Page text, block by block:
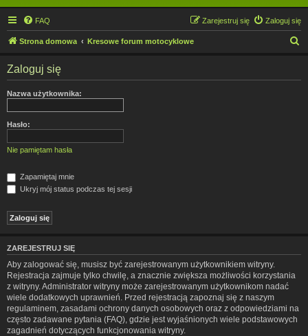
FAQ Zaloguj się
Zarejestruj się
Strona domowa Kresowe forum motocyklowe
Zaloguj się
Nazwa użytkownika:
Hasło:
Nie pamiętam hasła
Zapamiętaj mnie
Ukryj mój status podczas tej sesji
ZAREJESTRUJ SIĘ
Aby zalogować się, musisz być zarejestrowanym użytkownikiem witryny.
Rejestracja zajmuje tylko chwilę, a znacznie zwiększa możliwości korzystania
z witryny. Administrator witryny może zarejestrowanym użytkownikom nadać
wiele dodatkowych uprawnień. Przed rejestracją zapoznaj się z naszym
regulaminem, zasadami ochrony danych osobowych oraz z odpowiedziami na
często zadawane pytania (FAQ), gdzie jest wyjaśnionych wiele podstawowych
zagadnień dotyczących funkcjonowania witryny.